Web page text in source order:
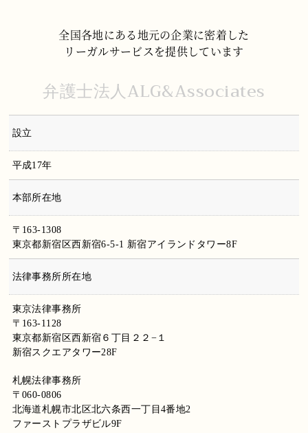
全国各地にある地元の企業に密着した
リーガルサービスを提供しています
弁護士法人ALG&Associates
設立
平成17年
本部所在地
〒163-1308
東京都新宿区西新宿6-5-1 新宿アイランドタワー8F
法律事務所所在地
東京法律事務所
〒163-1128
東京都新宿区西新宿６丁目２２−１
新宿スクエアタワー28F
札幌法律事務所
〒060-0806
北海道札幌市北区北六条⻄⼀丁目4番地2
ファーストプラザビル9F